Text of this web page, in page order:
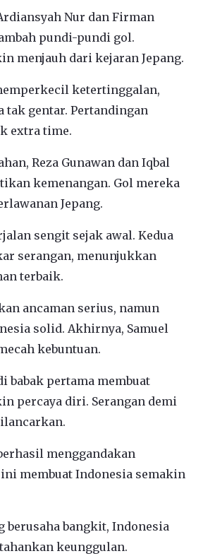
Nur dan Firman
pundi-pundi gol.
menjauh dari kejaran Jepang.
ketertinggalan,
tak gentar. Pertandingan
extra time.
Reza Gunawan dan Iqbal
kemenangan. Gol mereka
Jepang.
sengit sejak awal. Kedua
serangan, menunjukkan
terbaik.
ancaman serius, namun
solid. Akhirnya, Samuel
kebuntuan.
babak pertama membuat
percaya diri. Serangan demi
menggandakan
membuat Indonesia semakin
berusaha bangkit, Indonesia
keunggulan.